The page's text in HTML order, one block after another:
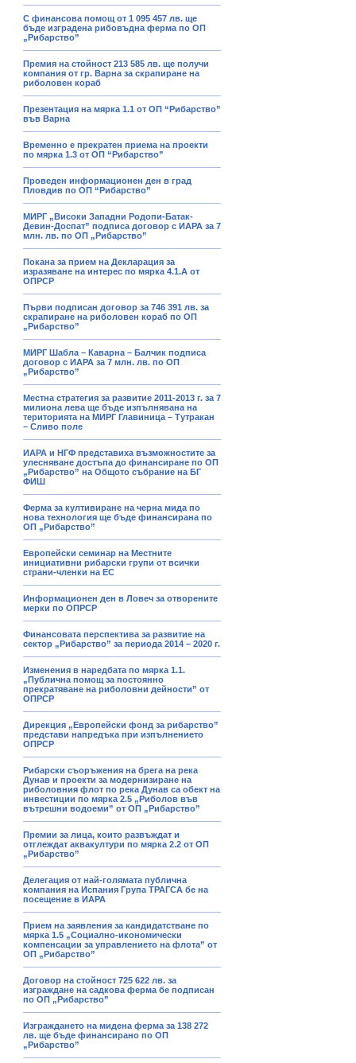
С финансова помощ от 1 095 457 лв. ще
бъде изградена рибовъдна ферма по ОП
„Рибарство”
Премия на стойност 213 585 лв. ще получи
компания от гр. Варна за скрапиране на
риболовен кораб
Презентация на мярка 1.1 от ОП “Рибарство”
във Варна
Временно е прекратен приема на проекти
по мярка 1.3 от ОП “Рибарство”
Проведен информационен ден в град
Пловдив по ОП “Рибарство”
МИРГ „Високи Западни Родопи-Батак-
Девин-Доспат” подписа договор с ИАРА за 7
млн. лв. по ОП „Рибарство”
Покана за прием на Декларация за
изразяване на интерес по мярка 4.1.А от
ОПРСР
Първи подписан договор за 746 391 лв. за
скрапиране на риболовен кораб по ОП
„Рибарство”
МИРГ Шабла – Каварна – Балчик подписа
договор с ИАРА за 7 млн. лв. по ОП
„Рибарство”
Местна стратегия за развитие 2011-2013 г. за 7
милиона лева ще бъде изпълнявана на
територията на МИРГ Главиница – Тутракан
– Сливо поле
ИАРА и НГФ представиха възможностите за
улесняване достъпа до финансиране по ОП
„Рибарство” на Общото събрание на БГ
ФИШ
Ферма за култивиране на черна мида по
нова технология ще бъде финансирана по
ОП „Рибарство”
Европейски семинар на Местните
инициативни рибарски групи от всички
страни-членки на ЕС
Информационен ден в Ловеч за отворените
мерки по ОПРСР
Финансовата перспектива за развитие на
сектор „Рибарство” за периода 2014 – 2020 г.
Изменения в наредбата по мярка 1.1.
„Публична помощ за постоянно
прекратяване на риболовни дейности” от
ОПРСР
Дирекция „Европейски фонд за рибарство”
представи напредъка при изпълнението
ОПРСР
Рибарски съоръжения на брега на река
Дунав и проекти за модернизиране на
риболовния флот по река Дунав са обект на
инвестиции по мярка 2.5 „Риболов във
вътрешни водоеми” от ОП „Рибарство”
Премии за лица, които развъждат и
отглеждат аквакултури по мярка 2.2 от ОП
„Рибарство”
Делегация от най-голямата публична
компания на Испания Група ТРАГСА бе на
посещение в ИАРА
Прием на заявления за кандидатстване по
мярка 1.5 „Социално-икономически
компенсации за управлението на флота” от
ОП „Рибарство”
Договор на стойност 725 622 лв. за
изграждане на садкова ферма бе подписан
по ОП „Рибарство”
Изграждането на мидена ферма за 138 272
лв. ще бъде финансирано по ОП
„Рибарство”